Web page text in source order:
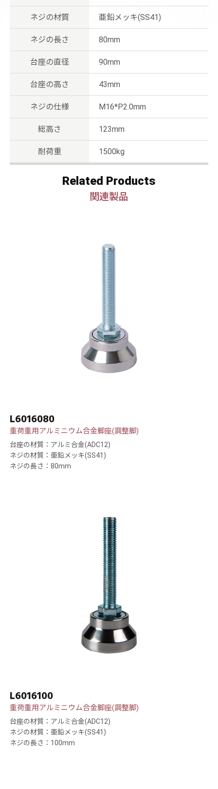
ネジの材質 亜鉛メッキ(SS41)
ネジの長さ 80mm
台座の直径 90mm
台座の高さ 43mm
ネジの仕様 M16*P2.0mm
総高さ 123mm
耐荷重 1500kg
Related Products
関連製品
L6016080
重荷重用アルミニウム合金脚座(調整脚)
台座の材質：アルミ合金(ADC12)
ネジの材質：亜鉛メッキ(SS41)
ネジの長さ：80mm
L6016100
重荷重用アルミニウム合金脚座(調整脚)
台座の材質：アルミ合金(ADC12)
ネジの材質：亜鉛メッキ(SS41)
ネジの長さ：100mm